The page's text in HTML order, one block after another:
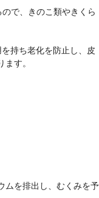
で、きのこ類やきくら
持ち老化を防止し、皮
す。
ムを排出し、むくみを予